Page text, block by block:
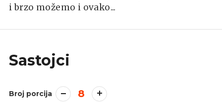
i brzo možemo i ovako...
Sastojci
Broj porcija 8